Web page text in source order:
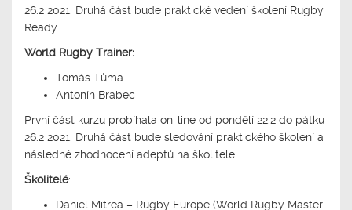
26.2 2021. Druhá část bude praktické vedení školení Rugby
Ready
World Rugby Trainer:
Tomáš Tůma
Antonín Brabec
První část kurzu probíhala on-line od pondělí 22.2 do pátku
26.2 2021. Druhá část bude sledování praktického školení a
následné zhodnocení adeptů na školitele.
Školitelé:
Daniel Mitrea – Rugby Europe (World Rugby Master